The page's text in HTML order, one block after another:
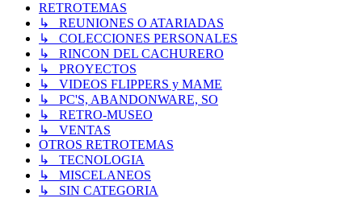
RETROTEMAS
↳ REUNIONES O ATARIADAS
↳ COLECCIONES PERSONALES
↳ RINCON DEL CACHURERO
↳ PROYECTOS
↳ VIDEOS FLIPPERS y MAME
↳ PC'S, ABANDONWARE, SO
↳ RETRO-MUSEO
↳ VENTAS
OTROS RETROTEMAS
↳ TECNOLOGIA
↳ MISCELANEOS
↳ SIN CATEGORIA